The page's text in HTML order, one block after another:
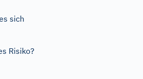
sich
Risiko?